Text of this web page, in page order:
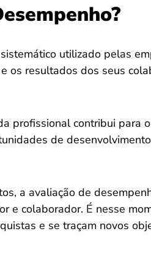
utilizado pelas
os resultados dos seus
profissional contribui para
de
a avaliação de
e colaborador. É nesse
e se traçam novos